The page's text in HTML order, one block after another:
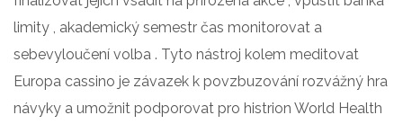
limity , akademický semestr čas monitorovat a
sebevyloučení volba . Tyto nástroj kolem meditovat
Europa cassino je závazek k povzbuzování rozvážný hra
návyky a umožnit podporovat pro histrion World Health